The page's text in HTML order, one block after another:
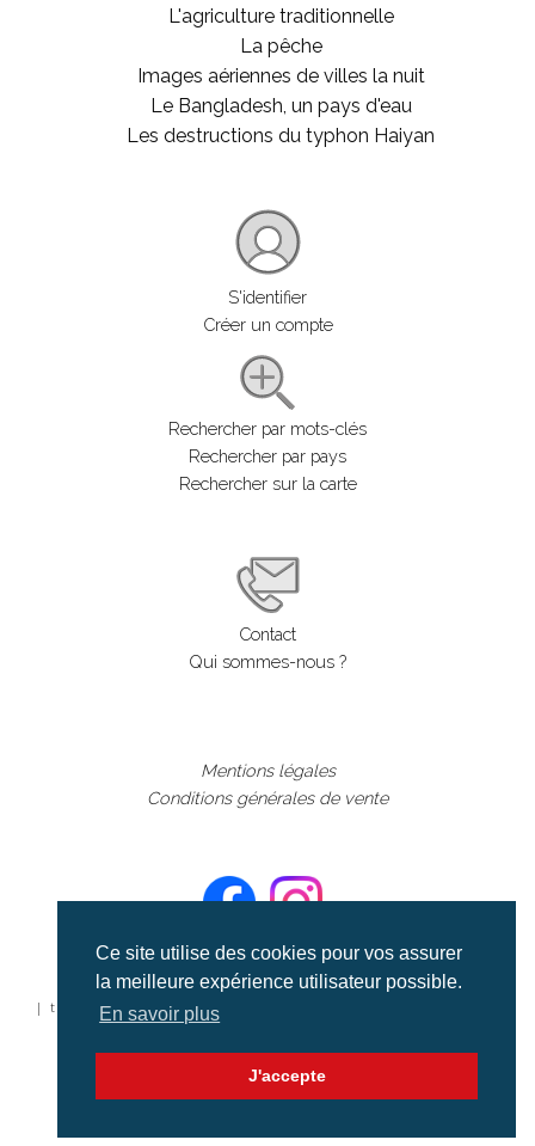
Ce site utilise des cookies pour vos assurer
la meilleure expérience utilisateur possible.
En savoir plus
J'accepte
L'agriculture traditionnelle
La pêche
Images aériennes de villes la nuit
Le Bangladesh, un pays d'eau
Les destructions du typhon Haiyan
S'identifier
Créer un compte
Rechercher par mots-clés
Rechercher par pays
Rechercher sur la carte
Contact
Qui sommes-nous ?
Mentions légales
Conditions générales de vente
©aerialcollection marque déposée 2024
| tous droits réservés | aerialcollection.fr banque d'images
aériennes et documentaires video et cinéma |